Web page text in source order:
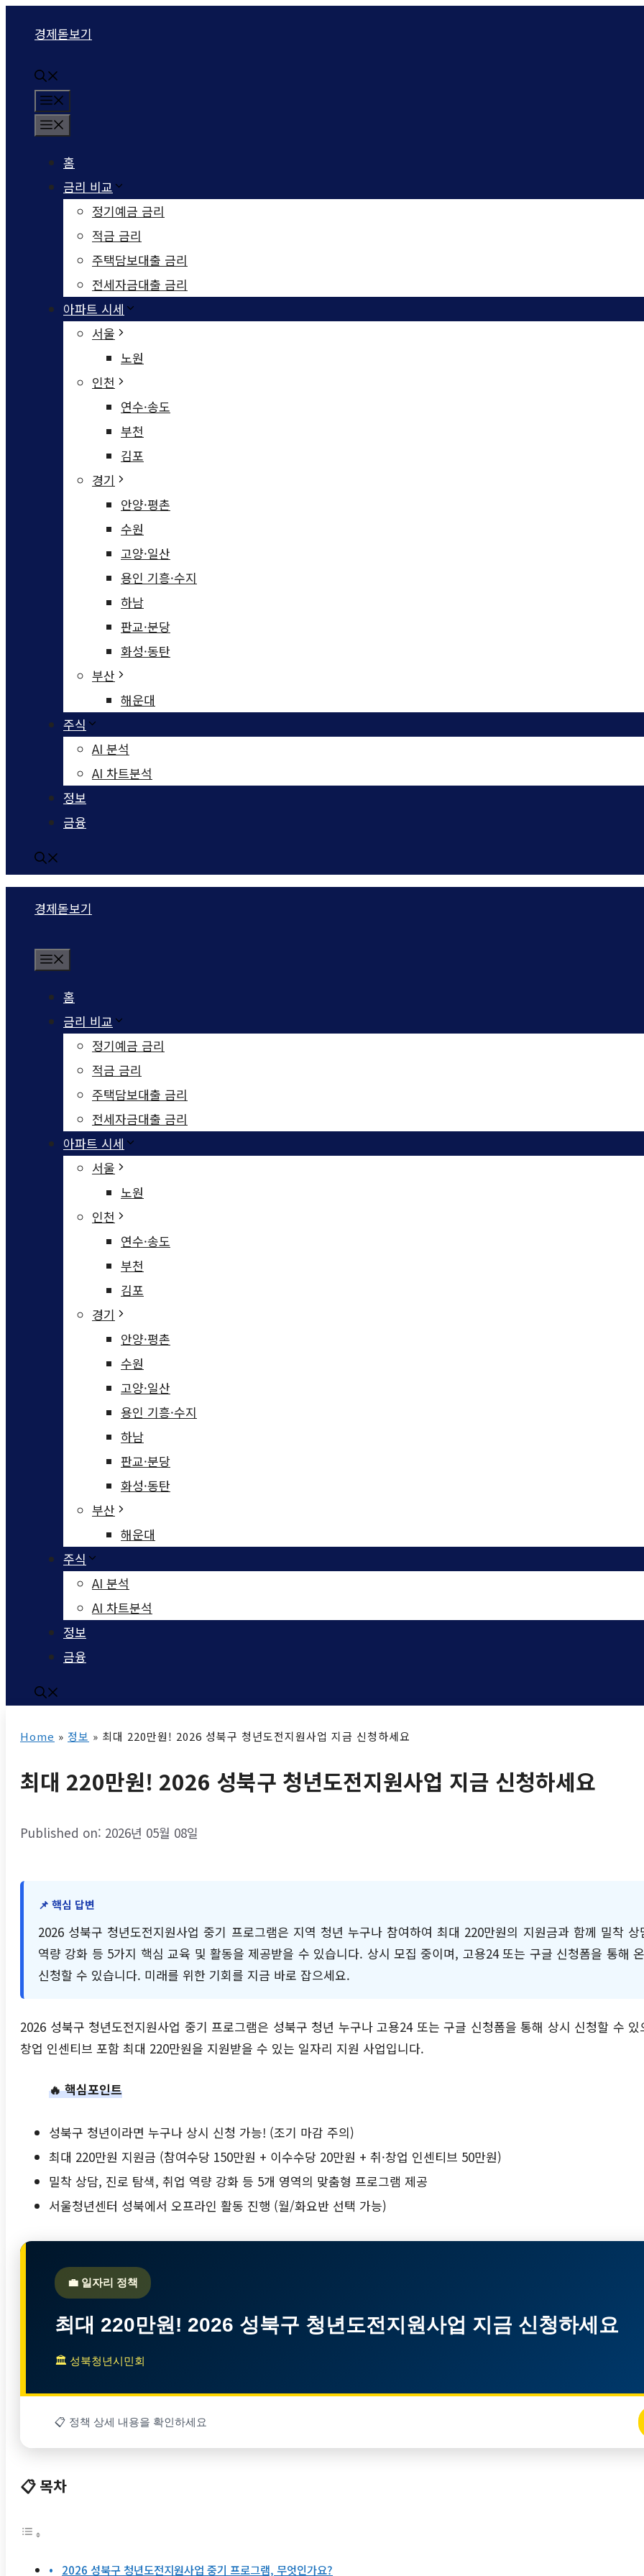
건너뛰기경제돋보기
홈
금리 비교
정기예금 금리
적금 금리
주택담보대출 금리
전세자금대출 금리
아파트 시세
서울
노원
인천
연수·송도
부천
김포
경기
안양·평촌
수원
고양·일산
용인 기흥·수지
하남
판교·분당
화성·동탄
부산
해운대
주식
AI 분석
AI 차트분석
정보
금융
경제돋보기
홈
금리 비교
정기예금 금리
적금 금리
주택담보대출 금리
전세자금대출 금리
아파트 시세
서울
노원
인천
연수·송도
부천
김포
경기
안양·평촌
수원
고양·일산
용인 기흥·수지
하남
판교·분당
화성·동탄
부산
해운대
주식
AI 분석
AI 차트분석
정보
금융
Home » 정보 » 최대 220만원! 2026 성북구 청년도전지원사업 지금 신청하세요
최대 220만원! 2026 성북구 청년도전지원사업 지금 신청하세요
Published on: 2026년 05월 08일
📌 핵심 답변
2026 성북구 청년도전지원사업 중기 프로그램은 지역 청년 누구나 참여하여 최대 220만원의 지원금과 함께 밀착
역량 강화 등 5가지 핵심 교육 및 활동을 제공받을 수 있습니다. 상시 모집 중이며, 고용24 또는 구글 신청폼을 통해
신청할 수 있습니다. 미래를 위한 기회를 지금 바로 잡으세요.
2026 성북구 청년도전지원사업 중기 프로그램은 성북구 청년 누구나 고용24 또는 구글 신청폼을 통해 상시 신청할 수 있
창업 인센티브 포함 최대 220만원을 지원받을 수 있는 일자리 지원 사업입니다.
🔥 핵심포인트
성북구 청년이라면 누구나 상시 신청 가능! (조기 마감 주의)
최대 220만원 지원금 (참여수당 150만원 + 이수수당 20만원 + 취·창업 인센티브 50만원)
밀착 상담, 진로 탐색, 취업 역량 강화 등 5개 영역의 맞춤형 프로그램 제공
서울청년센터 성북에서 오프라인 활동 진행 (월/화요반 선택 가능)
💼 일자리 정책
최대 220만원! 2026 성북구 청년도전지원사업 지금 신청하세요
🏛 성북청년시민회
📋 정책 상세 내용을 확인하세요
📋 목차
2026 성북구 청년도전지원사업 중기 프로그램, 무엇인가요?